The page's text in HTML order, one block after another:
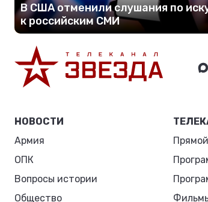
В США отменили слушания по
к российским СМИ
НОВОСТИ
Армия
ОПК
Вопросы истории
Общество